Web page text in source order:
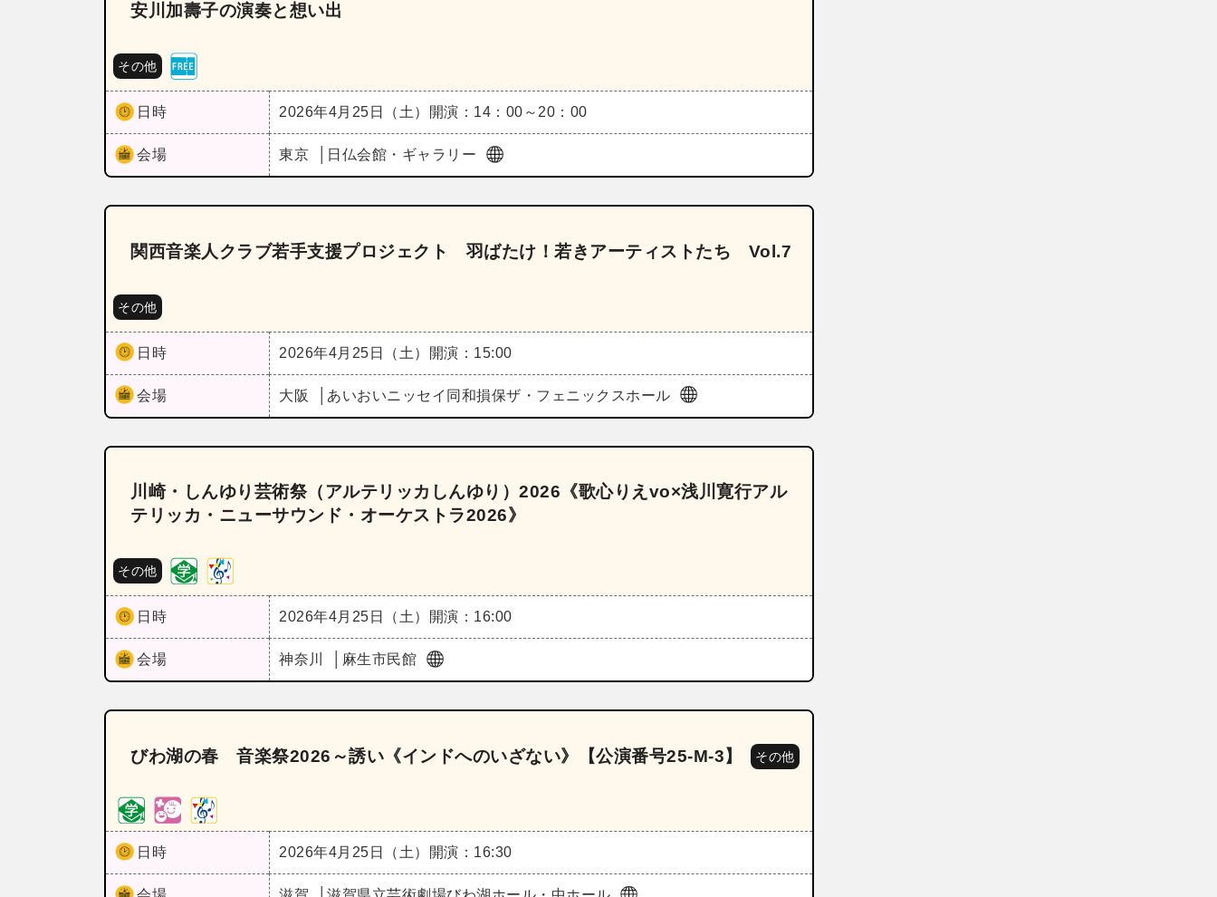
安川加壽子の演奏と想い出
その他
日時 2026年4月25日（土） 開演：14：00～20：00
会場 東京 日仏会館・ギャラリー
関西音楽人クラブ若手支援プロジェクト 羽ばたけ！若きアーティストたち Vol.7
その他
日時 2026年4月25日（土） 開演：15:00
会場 大阪 あいおいニッセイ同和損保ザ・フェニックスホール
川崎・しんゆり芸術祭（アルテリッカしんゆり）2026《歌心りえvo×浅川寛行アル
テリッカ・ニューサウンド・オーケストラ2026》
その他
日時 2026年4月25日（土） 開演：16:00
会場 神奈川 麻生市民館
びわ湖の春 音楽祭2026～誘い《インドへのいざない》【公演番号25‐M‐3】 その他
日時 2026年4月25日（土） 開演：16:30